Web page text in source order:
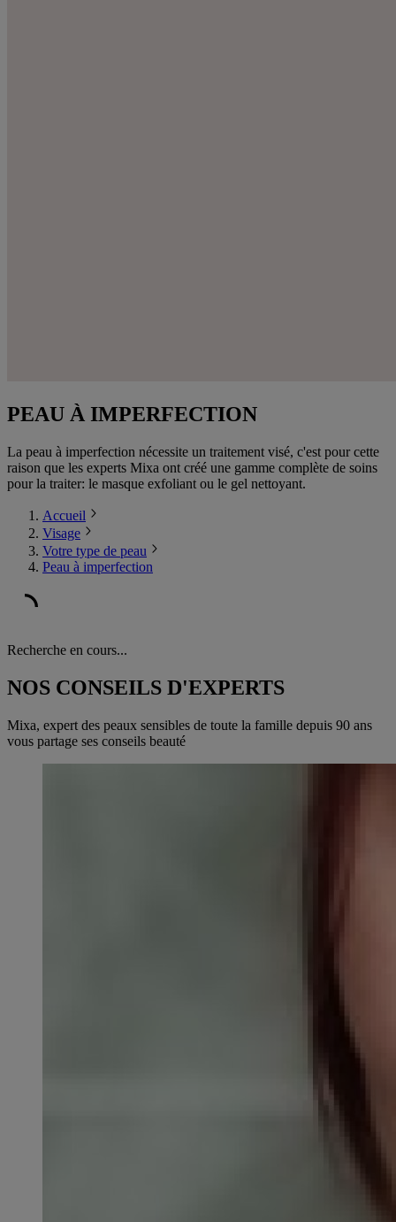
PEAU À IMPERFECTION
La peau à imperfection nécessite un traitement visé, c'est pour cette
raison que les experts Mixa ont créé une gamme complète de soins
pour la traiter: le masque exfoliant ou le gel nettoyant.
Accueil
Visage
Votre type de peau
Peau à imperfection
Recherche en cours...
NOS CONSEILS D'EXPERTS
Mixa, expert des peaux sensibles de toute la famille depuis 90 ans
vous partage ses conseils beauté